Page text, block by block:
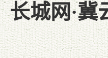
长城网·冀